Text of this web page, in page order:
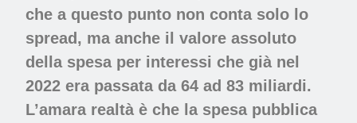
che a questo punto non conta solo lo
spread, ma anche il valore assoluto
della spesa per interessi che già nel
2022 era passata da 64 ad 83 miliardi.
L’amara realtà è che la spesa pubblica